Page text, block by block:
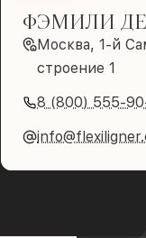
ФЭМИЛИ
Москва, 1-й
строение 1
8 (800) 555-